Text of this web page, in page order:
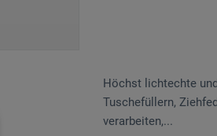
Höchst lichtechte
Tuschefüllern,
verarbeiten,...